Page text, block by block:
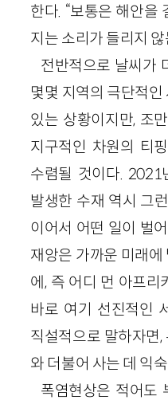
한다. “보통은 해안을
지는 소리가 들리지 않
전반적으로 날씨가
몇몇 지역의 극단적
있는 상황이지만, 조
지구적인 차원의 티
수렴될 것이다. 2021
발생한 수재 역시 그
이어서 어떤 일이 벌
재앙은 가까운 미래
에, 즉 어디 먼 아프리
바로 여기 선진적인
직설적으로 말하자면
와 더불어 사는 데 익
폭염현상은 적어도